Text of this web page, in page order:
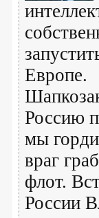
Европе.
Россию
мы
враг
флот.
России